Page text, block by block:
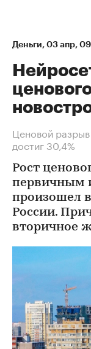
Деньги⁠, 03 апр,
Ценовой
достиг 30,4%
Рост
первичным
произошел
России.
вторичное